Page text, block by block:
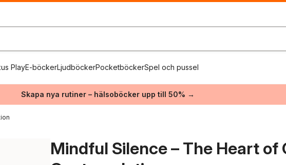
PlayE-böckerLjudböckerPocketböckerSpel och pussel
Skapa nya rutiner – hälsoböcker upp till 50% →
Mindful Silence – The Heart of